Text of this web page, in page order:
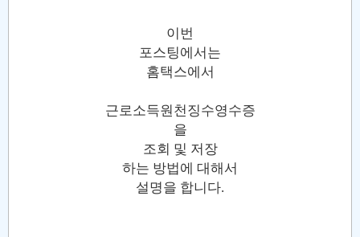
이번
포스팅에서는
홈택스에서
근로소득원천징수영수증
을
조회 및 저장
하는 방법에 대해서
설명을 합니다.